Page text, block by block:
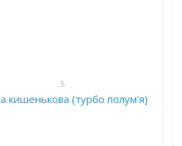
5
кишенькова (турбо полум'я)